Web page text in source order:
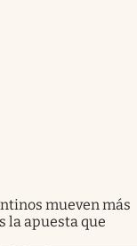
mueven más
la apuesta que